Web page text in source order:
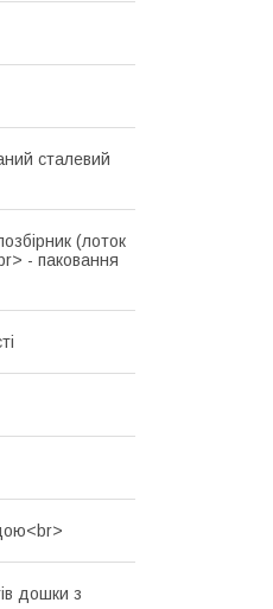
сталевий
(лоток
- паковання
дошки з